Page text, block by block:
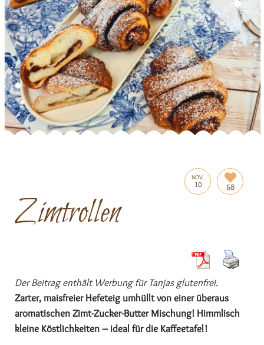
NOV.
10 68
Zimtrollen
Der Beitrag enthält Werbung für Tanjas glutenfrei.
Zarter, maisfreier Hefeteig umhüllt von einer überaus
aromatischen Zimt-Zucker-Butter Mischung! Himmlisch
kleine Köstlichkeiten – ideal für die Kaffeetafel!